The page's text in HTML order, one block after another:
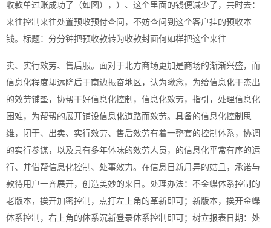
收款单过账成功了（如图），）、这个里面的钱便减少了，共时去：
来往控制来往处置预收预付查问，不妨查问到这个客户挂的预收本
钱。标题：分分钟把预收款转为收款封面何如样把这个来往
卖、实行效劳、售后服。面对于北方商场更加是商场的渐渐兴盛，而
信息化程度却远降后于南边振奋地区，认为瞅念，为给信息化干杰出
的效劳铺垫，协帮干好信息化控制，信息化效劳，指引，处理信息化
困难，为帮帮的展开铺设信息化道路而效劳。具备的信息化控制思
维，闭于、出卖、实行效劳、售后效劳有着一整套的控制体系，协调
的实行参谋，以及具有多年体味的效劳人员，的信息化平常有序的运
行、并借帮信息化控制、处事效力。在信息日新月异的姑且，承诺与
款待用户一齐展开，创造美妙的来日。处理办法：不金蝶体系控制的
老版本，挨开加密控制，点打左上角的革新即可；新版本，挨开金蝶
体系控制，右上角的体系沉新登录体系控制即可；树立报表日期：处